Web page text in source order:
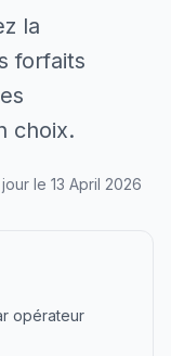
la
forfaits
choix.
le 13 April 2026
opérateur